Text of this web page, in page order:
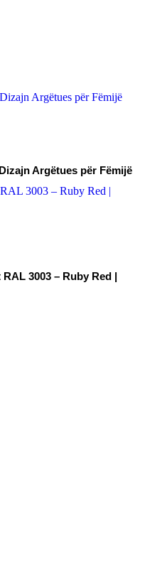
Argëtues për Fëmijë
3003 – Ruby Red |